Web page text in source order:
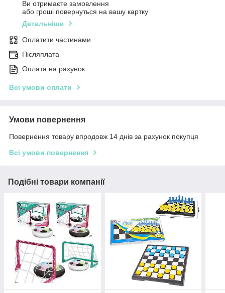
Ви отримаєте замовлення
або гроші повернуться на вашу картку
Детальніше
Оплатити частинами
Післяплата
Оплата на рахунок
Всі умови оплати
Умови повернення
Повернення товару впродовж 14 днів за рахунок покупця
Всі умови повернення
Подібні товари компанії